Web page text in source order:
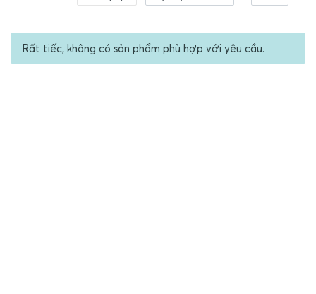
Rất tiếc, không có sản phẩm phù hợp với yêu cầu.